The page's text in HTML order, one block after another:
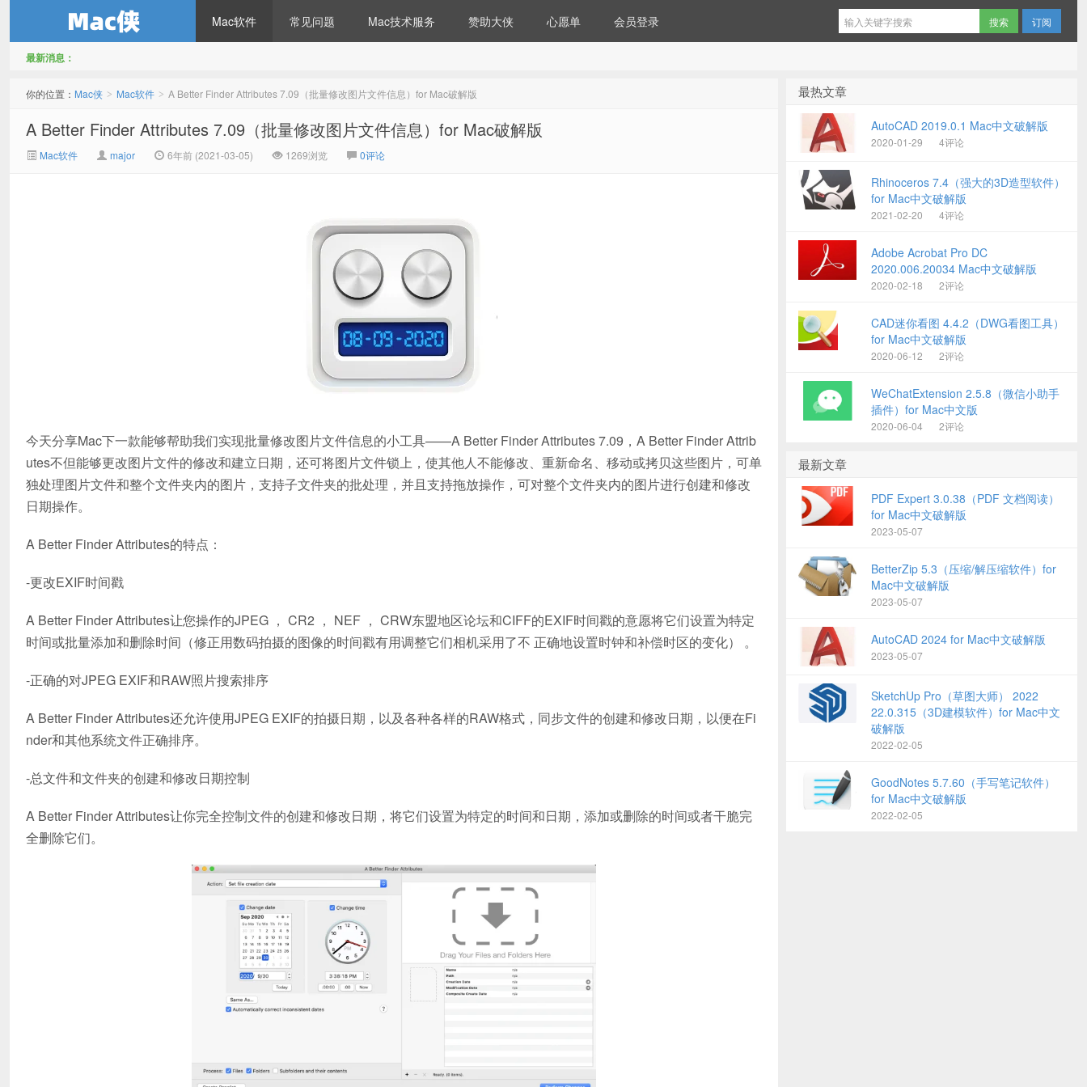
Mac软件 常见问题 Mac技术服务 赞助大侠 心愿单 会员登录 订阅
最新消息：
你的位置： Mac侠 > Mac软件 > A Better Finder Attributes 7.09（批量修改图片文件信息）for Mac破解版
A Better Finder Attributes 7.09（批量修改图片文件信息）for Mac破解版
Mac软件 major 6年前 (2021-03-05) 1269浏览 0评论
今天分享Mac下一款能够帮助我们实现批量修改图片文件信息的小工具——A Better Finder Attributes 7.09，A Better Finder Attrib
utes不但能够更改图片文件的修改和建立日期，还可将图片文件锁上，使其他人不能修改、重新命名、移动或拷贝这些图片，可单
独处理图片文件和整个文件夹内的图片，支持子文件夹的批处理，并且支持拖放操作，可对整个文件夹内的图片进行创建和修改
日期操作。
A Better Finder Attributes的特点：
-更改EXIF时间戳
A Better Finder Attributes让您操作的JPEG ， CR2 ， NEF ， CRW东盟地区论坛和CIFF的EXIF时间戳的意愿将它们设置为特定
时间或批量添加和删除时间（修正用数码拍摄的图像的时间戳有用调整它们相机采用了不 正确地设置时钟和补偿时区的变化） 。
-正确的对JPEG EXIF和RAW照片搜索排序
A Better Finder Attributes还允许使用JPEG EXIF的拍摄日期，以及各种各样的RAW格式，同步文件的创建和修改日期，以便在Fi
nder和其他系统文件正确排序。
-总文件和文件夹的创建和修改日期控制
A Better Finder Attributes让你完全控制文件的创建和修改日期，将它们设置为特定的时间和日期，添加或删除的时间或者干脆完
全删除它们。
最热文章
AutoCAD 2019.0.1 Mac中文破解版
2020-01-29 4评论
Rhinoceros 7.4（强大的3D造型软件）
for Mac中文破解版
2021-02-20 4评论
Adobe Acrobat Pro DC
2020.006.20034 Mac中文破解版
2020-02-18 2评论
CAD迷你看图 4.4.2（DWG看图工具）
for Mac中文破解版
2020-06-12 2评论
WeChatExtension 2.5.8（微信小助手
插件）for Mac中文版
2020-06-04 2评论
最新文章
PDF Expert 3.0.38（PDF 文档阅读）
for Mac中文破解版
2023-05-07
BetterZip 5.3（压缩/解压缩软件）for
Mac中文破解版
2023-05-07
AutoCAD 2024 for Mac中文破解版
2023-05-07
SketchUp Pro（草图大师） 2022
22.0.315（3D建模软件）for Mac中文
破解版
2022-02-05
GoodNotes 5.7.60（手写笔记软件）
for Mac中文破解版
2022-02-05